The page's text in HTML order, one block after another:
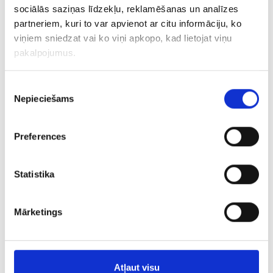
sociālās saziņas līdzekļu, reklamēšanas un analīzes
partneriem, kuri to var apvienot ar citu informāciju, ko
viņiem sniedzat vai ko viņi apkopo, kad lietojat viņu
pakalpojumus.
izvēle
Nepieciešams
Preferences
Statistika
Mārketings
Atļaut visu